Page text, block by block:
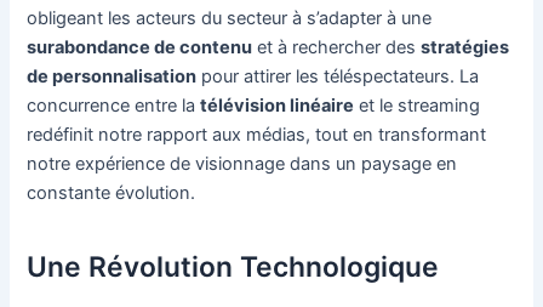
obligeant les acteurs du secteur à s’adapter à une
surabondance de contenu et à rechercher desstratégies
de personnalisation pour attirer les téléspectateurs. La
concurrence entre latélévision linéaire et le streaming
redéfinit notre rapport aux médias, tout en transformant
notre expérience de visionnage dans un paysage en
constante évolution.
Une Révolution Technologique